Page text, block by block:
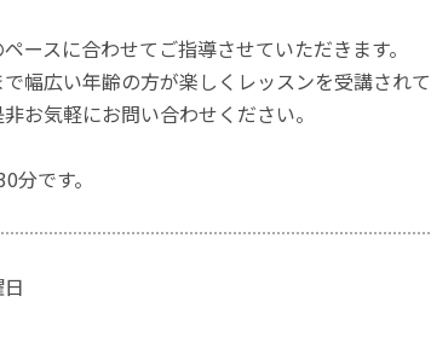
ースに合わせてご指導させていただきます。
幅広い年齢の方が楽しくレッスンを受講され
お気軽にお問い合わせください。
分です。